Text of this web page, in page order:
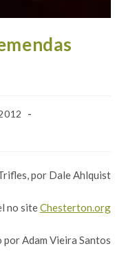
por Dale Ahlquist
no siteChesterton.org
por Adam Vieira Santos